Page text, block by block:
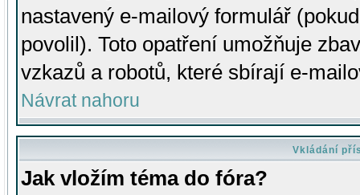
nastavený e-mailový formulář
povolil). Toto opatření umožňuje
vzkazů a robotů, které sbírají e-
Návrat nahoru
Vkládání
Jak vložím téma do fóra?